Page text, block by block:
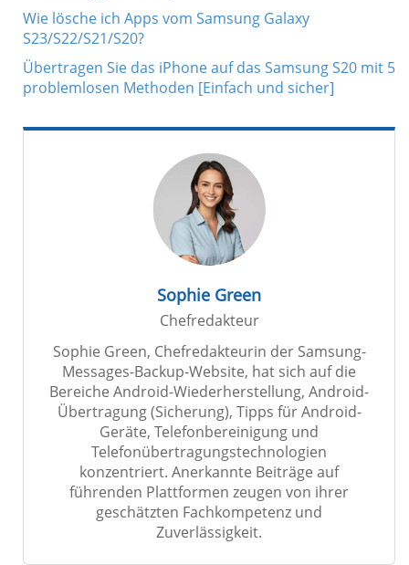
Wie lösche ich Apps vom Samsung Galaxy
S23/S22/S21/S20?
Übertragen Sie das iPhone auf das Samsung S20 mit 5
problemlosen Methoden [Einfach und sicher]
Sophie Green
Chefredakteur
Sophie Green, Chefredakteurin der Samsung-
Messages-Backup-Website, hat sich auf die
Bereiche Android-Wiederherstellung, Android-
Übertragung (Sicherung), Tipps für Android-
Geräte, Telefonbereinigung und
Telefonübertragungstechnologien
konzentriert. Anerkannte Beiträge auf
führenden Plattformen zeugen von ihrer
geschätzten Fachkompetenz und
Zuverlässigkeit.